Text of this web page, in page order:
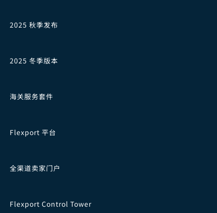
2025 秋季发布
2025 冬季版本
海关服务套件
Flexport 平台
全渠道卖家门户
Flexport Control Tower